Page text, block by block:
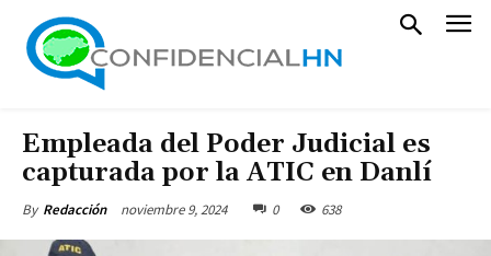
Empleada del Poder Judicial es
capturada por la ATIC en Danlí
By Redacción noviembre 9, 2024 0 638